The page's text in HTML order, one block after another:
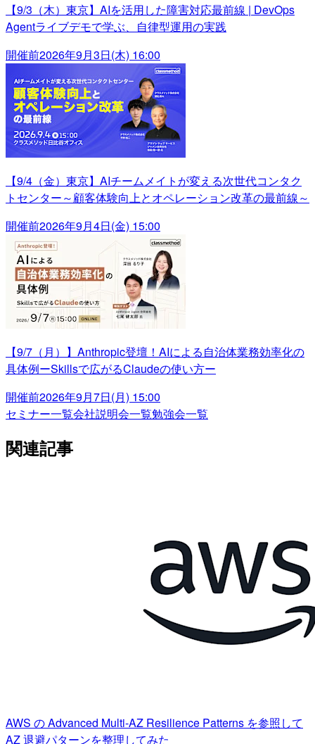
【9/3（木）東京】AIを活用した障害対応最前線 | DevOps
Agentライブデモで学ぶ、自律型運用の実践
開催前2026年9月3日(木) 16:00
【9/4（金）東京】AIチームメイトが変える次世代コンタク
トセンター～顧客体験向上とオペレーション改革の最前線～
開催前2026年9月4日(金) 15:00
【9/7（月）】Anthropic登壇！AIによる自治体業務効率化の
具体例ーSkillsで広がるClaudeの使い方ー
開催前2026年9月7日(月) 15:00
セミナー一覧会社説明会一覧勉強会一覧
関連記事
AWS の Advanced Multi-AZ Resilience Patterns を参照して
AZ 退避パターンを整理してみた